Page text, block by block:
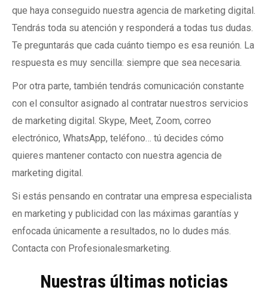
que haya conseguido nuestra agencia de marketing digital.
Tendrás toda su atención y responderá a todas tus dudas.
Te preguntarás que cada cuánto tiempo es esa reunión. La
respuesta es muy sencilla: siempre que sea necesaria.
Por otra parte, también tendrás comunicación constante
con el consultor asignado al contratar nuestros servicios
de marketing digital. Skype, Meet, Zoom, correo
electrónico, WhatsApp, teléfono… tú decides cómo
quieres mantener contacto con nuestra agencia de
marketing digital.
Si estás pensando en contratar una empresa especialista
en marketing y publicidad con las máximas garantías y
enfocada únicamente a resultados, no lo dudes más.
Contacta con Profesionalesmarketing.
Nuestras últimas noticias